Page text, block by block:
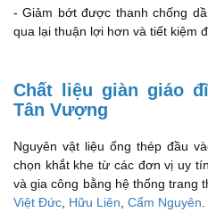
- Giảm bớt được thanh chống
qua lại thuận lợi hơn và tiết kiệm
Chất liệu giàn giáo
Tân Vượng
Nguyên vật liệu ống thép đầu
chọn khắt khe từ các đơn vị uy
và gia công bằng hệ thống trang
Việt Đức Hữu Liên Cẩm Nguyên